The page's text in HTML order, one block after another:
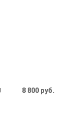
8 800 руб.